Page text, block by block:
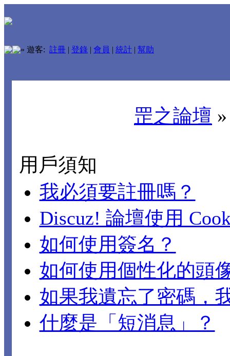
» 遊客: 註冊 | 登錄 | 會員 | 統計 | 幫助
罡之論壇
用戶須知
我必須要註冊嗎？
Discuz! 論壇使用
如何使用簽名？
如何使用個性化的頭
如果我遺忘了密碼，
什麼是「短消息」？